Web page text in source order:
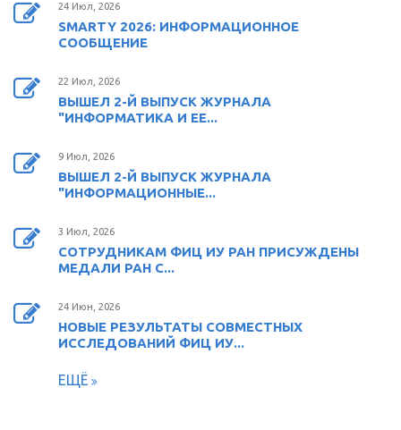
24 Июл, 2026
SMARTY 2026: ИНФОРМАЦИОННОЕ
СООБЩЕНИЕ
22 Июл, 2026
ВЫШЕЛ 2-Й ВЫПУСК ЖУРНАЛА
"ИНФОРМАТИКА И ЕЕ...
9 Июл, 2026
ВЫШЕЛ 2-Й ВЫПУСК ЖУРНАЛА
"ИНФОРМАЦИОННЫЕ...
3 Июл, 2026
СОТРУДНИКАМ ФИЦ ИУ РАН ПРИСУЖДЕНЫ
МЕДАЛИ РАН С...
24 Июн, 2026
НОВЫЕ РЕЗУЛЬТАТЫ СОВМЕСТНЫХ
ИССЛЕДОВАНИЙ ФИЦ ИУ...
ЕЩЁ